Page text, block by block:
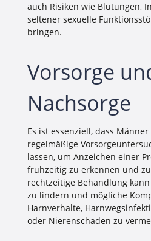
auch Risiken wie Blutungen,
seltener sexuelle
bringen.
Vorsorge
Nachsorge
Es ist essenziell, dass
regelmäßige
lassen, um Anzeichen einer
frühzeitig zu erkennen und
rechtzeitige Behandlung
zu lindern und mögliche
Harnverhalte,
oder Nierenschäden zu